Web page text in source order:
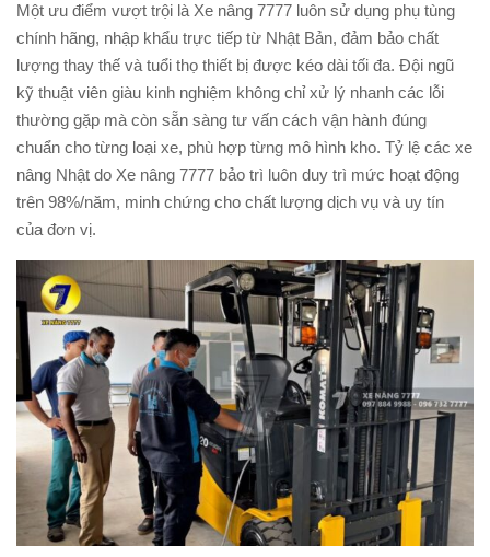
Một ưu điểm vượt trội là Xe nâng 7777 luôn sử dụng phụ tùng
chính hãng, nhập khẩu trực tiếp từ Nhật Bản, đảm bảo chất
lượng thay thế và tuổi thọ thiết bị được kéo dài tối đa. Đội ngũ
kỹ thuật viên giàu kinh nghiệm không chỉ xử lý nhanh các lỗi
thường gặp mà còn sẵn sàng tư vấn cách vận hành đúng
chuẩn cho từng loại xe, phù hợp từng mô hình kho. Tỷ lệ các xe
nâng Nhật do Xe nâng 7777 bảo trì luôn duy trì mức hoạt động
trên 98%/năm, minh chứng cho chất lượng dịch vụ và uy tín
của đơn vị.